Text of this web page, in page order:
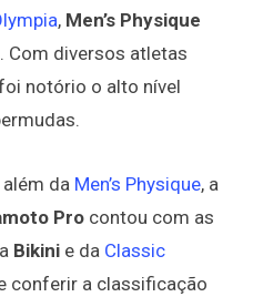
, Men’s Physique
. Com diversos atletas
notório o alto nível
da Men’s Physique, a
Pro contou com as
Bikini e da Classic
conferir a classificação